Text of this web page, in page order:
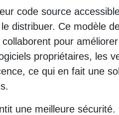
code source
distribuer. Ce modèle
pour
propriétaires, les
ce qui en fait une
une meilleure sécurité.